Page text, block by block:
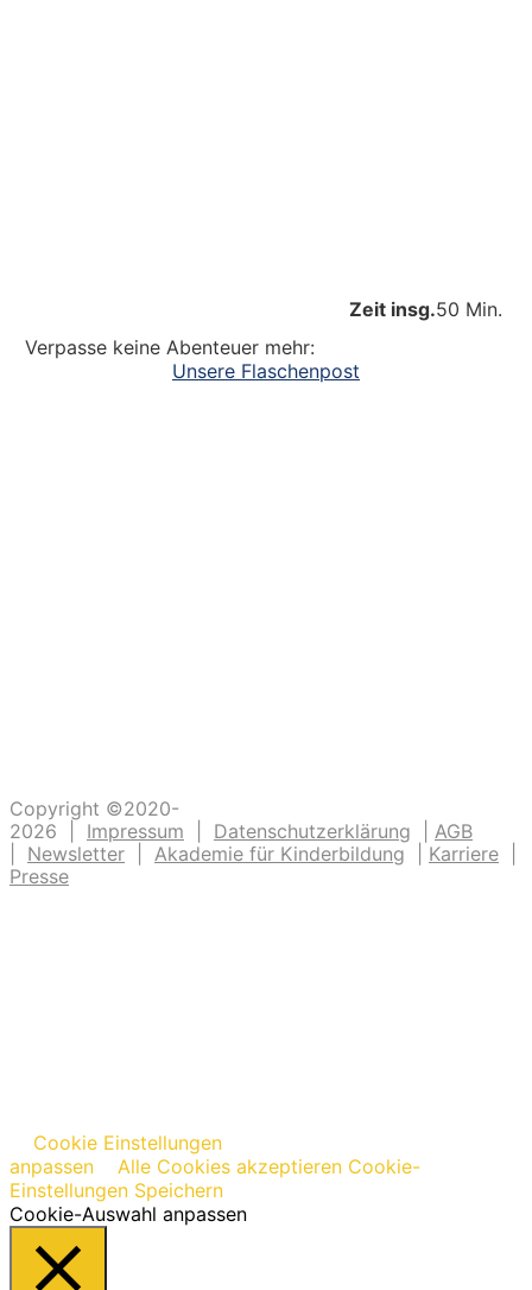
Zeit insg.50 Min.
Verpasse keine Abenteuer mehr:
Unsere Flaschenpost
Copyright ©2020-
2026 | Impressum Datenschutzerklärung
AGB
Newsletter Akademie für Kinderbildung Karriere
Presse
Cookie Einstellungen
anpassen
Alle Cookies akzeptieren Cookie-
Einstellungen Speichern
Cookie-Auswahl anpassen